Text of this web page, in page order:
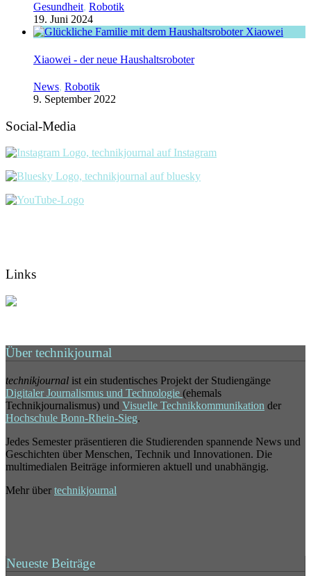
Gesundheit, Robotik
19. Juni 2024
Xiaowei - der neue Haushaltsroboter
News, Robotik
9. September 2022
Social-Media
Links
Über technikjournal
technikjournal ist ein studentisches Projekt der Studiengänge
Digitaler Journalismus und Technologie (ehemals
Technikjournalismus) und Visuelle Technikkommunikation der
Hochschule Bonn-Rhein-Sieg.
Jedes Semester präsentieren die Studierenden spannende News und
Geschichten über Menschen, Technik und Innovationen. Die
multimedialen Beiträge informieren aktuell und unabhängig.
Mehr über technikjournal
Neueste Beiträge